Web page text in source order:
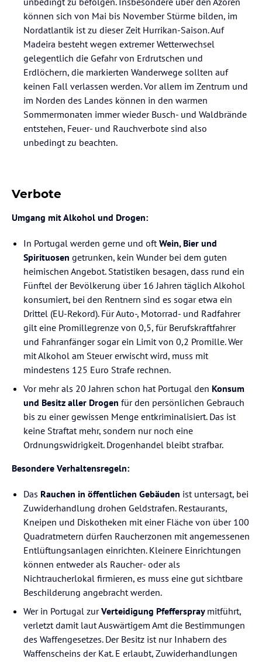
können sich von Mai bis November Stürme bilden, im
Nordatlantik ist zu dieser Zeit Hurrikan-Saison. Auf
Madeira besteht wegen extremer Wetterwechsel
gelegentlich die Gefahr von Erdrutschen und
Erdlöchern, die markierten Wanderwege sollten auf
keinen Fall verlassen werden. Vor allem im Zentrum und
im Norden des Landes können in den warmen
Sommermonaten immer wieder Busch- und Waldbrände
entstehen, Feuer- und Rauchverbote sind also
unbedingt zu beachten.
Verbote
Umgang mit Alkohol und Drogen:
In Portugal werden gerne und oft Wein, Bier und
Spirituosen getrunken, kein Wunder bei dem guten
heimischen Angebot. Statistiken besagen, dass rund ein
Fünftel der Bevölkerung über 16 Jahren täglich Alkohol
konsumiert, bei den Rentnern sind es sogar etwa ein
Drittel (EU-Rekord). Für Auto-, Motorrad- und Radfahrer
gilt eine Promillegrenze von 0,5, für Berufskraftfahrer
und Fahranfänger sogar ein Limit von 0,2 Promille. Wer
mit Alkohol am Steuer erwischt wird, muss mit
mindestens 125 Euro Strafe rechnen.
Vor mehr als 20 Jahren schon hat Portugal den Konsum
und Besitz aller Drogen für den persönlichen Gebrauch
bis zu einer gewissen Menge entkriminalisiert. Das ist
keine Straftat mehr, sondern nur noch eine
Ordnungswidrigkeit. Drogenhandel bleibt strafbar.
Besondere Verhaltensregeln:
Das Rauchen in öffentlichen Gebäuden ist untersagt, bei
Zuwiderhandlung drohen Geldstrafen. Restaurants,
Kneipen und Diskotheken mit einer Fläche von über 100
Quadratmetern dürfen Raucherzonen mit angemessenen
Entlüftungsanlagen einrichten. Kleinere Einrichtungen
können entweder als Raucher- oder als
Nichtraucherlokal firmieren, es muss eine gut sichtbare
Beschilderung angebracht werden.
Wer in Portugal zurVerteidigung Pfefferspray mitführt,
verletzt damit laut Auswärtigem Amt die Bestimmungen
des Waffengesetzes. Der Besitz ist nur Inhabern des
Waffenscheins der Kat. E erlaubt, Zuwiderhandlungen